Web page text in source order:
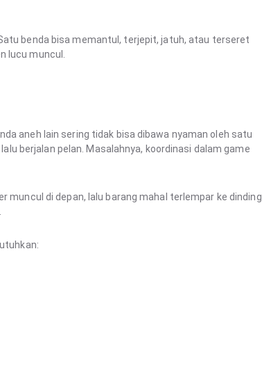
benda bisa memantul, terjepit, jatuh, atau terseret
lucu muncul.
aneh lain sering tidak bisa dibawa nyaman oleh satu
berjalan pelan. Masalahnya, koordinasi dalam game
muncul di depan, lalu barang mahal terlempar ke dinding.